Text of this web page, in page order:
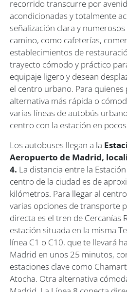
recorrido transcurre por
acondicionadas y totalmente
señalización clara y
camino, como cafeterías,
establecimientos de
trayecto cómodo y práctico
equipaje ligero y desean
el centro urbano. Para quienes
alternativa más rápida o
varias líneas de autobús
centro con la estación en
Los autobuses llegan a la
Aeropuerto de Madrid,
4. La distancia entre la
centro de la ciudad es de
kilómetros. Para llegar al
varias opciones de transporte
directa es el tren de Cercanías
estación situada en la misma
línea C1 o C10, que te llevará
Madrid en unos 25 minutos,
estaciones clave como
Atocha. Otra alternativa